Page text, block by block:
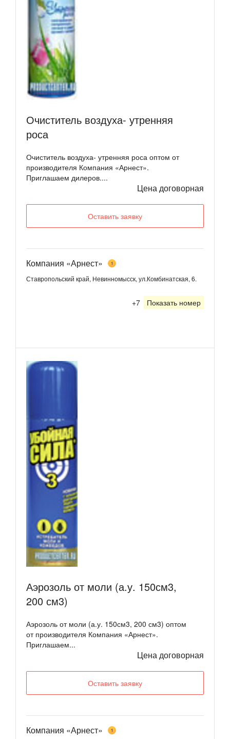
Очиститель воздуха- утренняя
роса
Очиститель воздуха- утренняя роса оптом от
производителя Компания «Арнест».
Приглашаем дилеров....
Цена договорная
Оставить заявку
Компания «Арнест» 1
Ставропольский край, Невинномысск, ул.Комбинатская, 6.
+7 Показать номер
Аэрозоль от моли (а.у. 150см3,
200 см3)
Аэрозоль от моли (а.у. 150см3, 200 см3) оптом
от производителя Компания «Арнест».
Приглашаем...
Цена договорная
Оставить заявку
Компания «Арнест» 1